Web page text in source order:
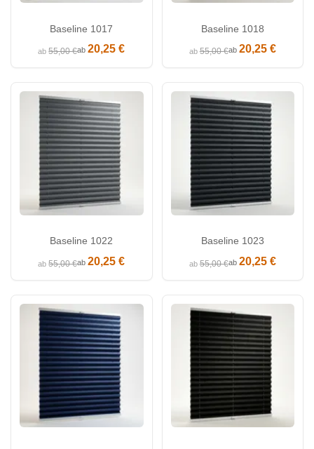
Baseline 1017
ab55,00 €ab20,25 €
Baseline 1018
ab55,00 €ab 20,25 €
Baseline 1022
ab55,00 €ab20,25 €
Baseline 1023
ab55,00 €ab 20,25 €